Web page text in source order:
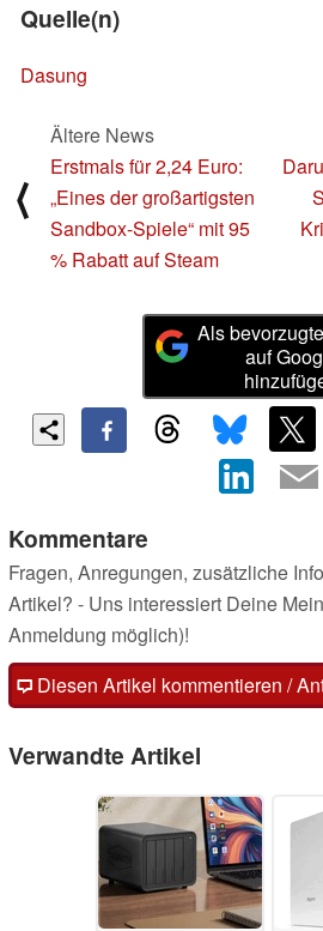
Quelle(n)
Dasung
⟨
Ältere News
Erstmals für 2,24 Euro:
„Eines der großartigsten
Sandbox-Spiele“ mit 95
% Rabatt auf Steam
Als
auf
Kommentare
Fragen, Anregungen, zusätzliche
Artikel? - Uns interessiert Deine
Anmeldung möglich)!
Diesen Artikel kommentieren /
Verwandte Artikel